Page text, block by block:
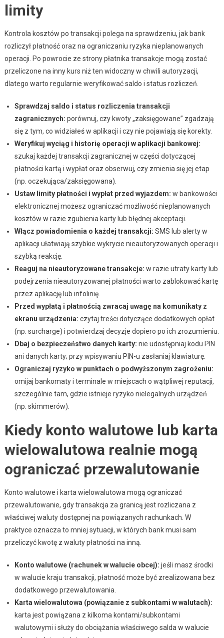
limity
Kontrola kosztów po transakcji polega na sprawdzeniu, jak bank
rozliczył płatność oraz na ograniczaniu ryzyka nieplanowanych
operacji. Po powrocie ze strony płatnika transakcje mogą zostać
przeliczone na inny kurs niż ten widoczny w chwili autoryzacji,
dlatego warto regularnie weryfikować saldo i status rozliczeń.
Sprawdzaj saldo i status rozliczenia transakcji
zagranicznych: porównuj, czy kwoty „zaksięgowane” zgadzają
się z tym, co widziałeś w aplikacji i czy nie pojawiają się korekty.
Weryfikuj wyciąg i historię operacji w aplikacji bankowej:
szukaj każdej transakcji zagranicznej w części dotyczącej
płatności kartą i wypłat oraz obserwuj, czy zmienia się jej etap
(np. oczekująca/zaksięgowana).
Ustaw limity płatności i wypłat przed wyjazdem: w bankowości
elektronicznej możesz ograniczać możliwość nieplanowanych
kosztów w razie zgubienia karty lub błędnej akceptacji.
Włącz powiadomienia o każdej transakcji: SMS lub alerty w
aplikacji ułatwiają szybkie wykrycie nieautoryzowanych operacji i
szybką reakcję.
Reaguj na nieautoryzowane transakcje: w razie utraty karty lub
podejrzenia nieautoryzowanej płatności warto zablokować kartę
przez aplikację lub infolinię.
Przed wypłatą i płatnością zwracaj uwagę na komunikaty z
ekranu urządzenia: czytaj treści dotyczące dodatkowych opłat
(np. surcharge) i potwierdzaj decyzje dopiero po ich zrozumieniu.
Dbaj o bezpieczeństwo danych karty: nie udostępniaj kodu PIN
ani danych karty; przy wpisywaniu PIN-u zasłaniaj klawiaturę.
Ograniczaj ryzyko w punktach o podwyższonym zagrożeniu:
omijaj bankomaty i terminale w miejscach o wątpliwej reputacji,
szczególnie tam, gdzie istnieje ryzyko nielegalnych urządzeń
(np. skimmerów).
Kiedy konto walutowe lub karta
wielowalutowa realnie mogą
ograniczać przewalutowanie
Konto walutowe i karta wielowalutowa mogą ograniczać
przewalutowanie, gdy transakcja za granicą jest rozliczana z
właściwej waluty dostępnej na powiązanych rachunkach. W
praktyce oznacza to mniej sytuacji, w których bank musi sam
przeliczyć kwotę z waluty płatności na inną.
Konto walutowe (rachunek w walucie obcej): jeśli masz środki
w walucie kraju transakcji, płatność może być zrealizowana bez
dodatkowego przewalutowania.
Karta wielowalutowa (powiązanie z subkontami w walutach):
karta jest powiązana z kilkoma kontami/subkontami
walutowymi i służy do obciążania właściwego salda w walucie